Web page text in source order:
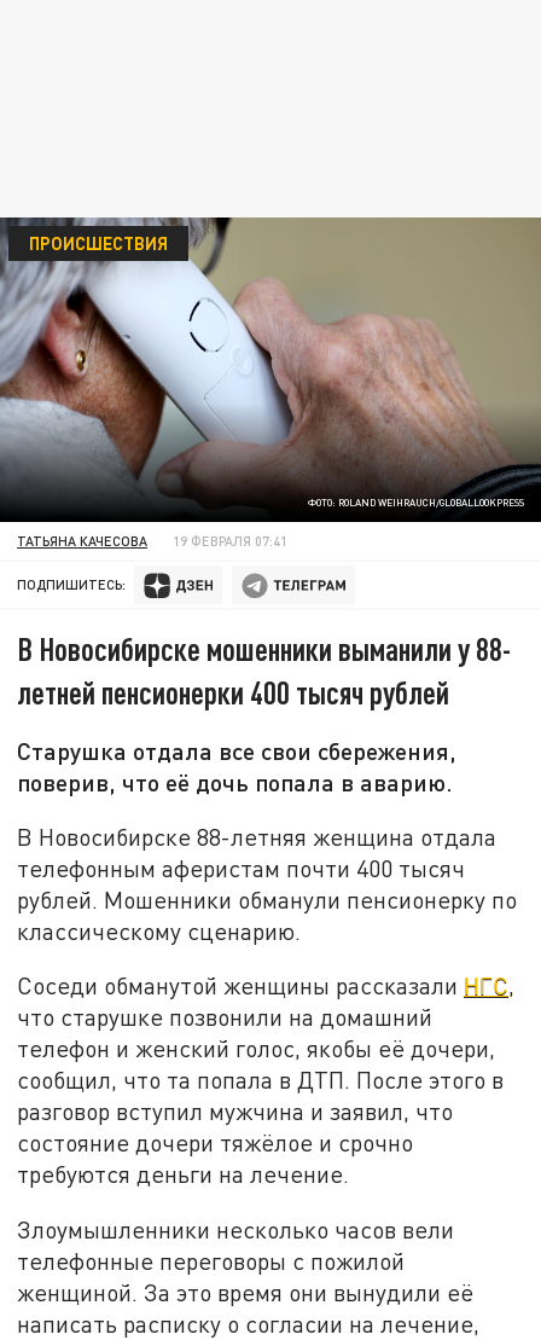
ФОТО: ROLAND WEIHRAUCH/GLOBALLOOKPRESS
ПРОИСШЕСТВИЯ
ТАТЬЯНА КАЧЕСОВА 19 ФЕВРАЛЯ 07:41
ПОДПИШИТЕСЬ:
В Новосибирске мошенники выманили у 88-
летней пенсионерки 400 тысяч рублей
Старушка отдала все свои сбережения,
поверив, что её дочь попала в аварию.
В Новосибирске 88-летняя женщина отдала
телефонным аферистам почти 400 тысяч
рублей. Мошенники обманули пенсионерку по
классическому сценарию.
Соседи обманутой женщины рассказали НГС,
что старушке позвонили на домашний
телефон и женский голос, якобы её дочери,
сообщил, что та попала в ДТП. После этого в
разговор вступил мужчина и заявил, что
состояние дочери тяжёлое и срочно
требуются деньги на лечение.
Злоумышленники несколько часов вели
телефонные переговоры с пожилой
женщиной. За это время они вынудили её
написать расписку о согласии на лечение,